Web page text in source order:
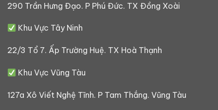
290 Trần Hưng Đạo. P Phú Đức. TX Đồng Xoài
Khu Vực Tây Ninh
22/3 Tổ 7. Ấp Trường Huệ. TX Hoà Thạnh
Khu Vực Vũng Tàu
127a Xô Viết Nghệ Tĩnh. P Tam Thắng. Vũng Tàu